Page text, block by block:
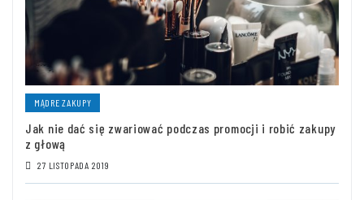
MĄDRE ZAKUPY
Jak nie dać się zwariować podczas promocji i robić zakupy
z głową
27 LISTOPADA 2019